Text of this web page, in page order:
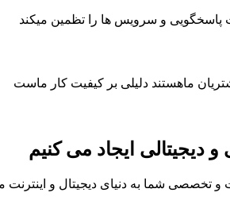
پاسخگویی و سرویس ها را تظمین میکند
ماهستند دلیلی بر کیفیت کار ماست
دیجیتالی ایجاد می کنیم
تخصصی شما به دنیای دیجیتال و اینترنت